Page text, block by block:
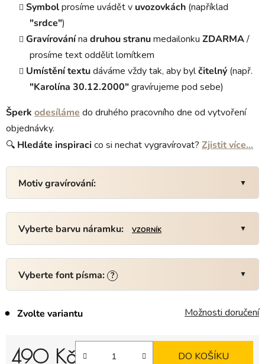
Symbolprosíme uvádět v uvozovkách (například
"srdce")
Gravírovánína druhou stranumedailonku ZDARMA/
prosíme text oddělit lomítkem
Umístění textudáváme vždy tak, aby bylčitelný (např.
"Karolína 30.12.2000"gravírujeme pod sebe)
Šperk odesíláme do druhého pracovního dne od vytvoření
objednávky.
🔍 Hledáte inspiracico si nechat vygravírovat? Zjistit více…
Motiv gravírování:
Vyberte barvu náramku: VZORNÍK
Vyberte font písma: ?
Zvolte variantu Možnosti doručení
490 Kč DO KOŠÍKU